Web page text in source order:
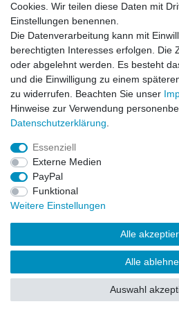
Versandkosten
Widerrufsrecht
Cookies. Wir teilen diese Daten mit
Einstellungen benennen.
Die Datenverarbeitung kann mit
berechtigten Interesses erfolgen. Die
oder abgelehnt werden. Es besteht
und die Einwilligung zu einem
zu widerrufen. Beachten Sie unser
Hinweise zur Verwendung
Daten­schutz­erklärung
Essenziell
Externe Medien
PayPal
Funktional
Weitere Einstellungen
Alle
Alle
Auswahl